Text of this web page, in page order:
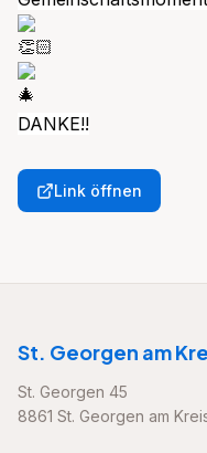
DANKE!!
Link öffnen
St. Georgen am
St. Georgen 45
8861 St. Georgen am